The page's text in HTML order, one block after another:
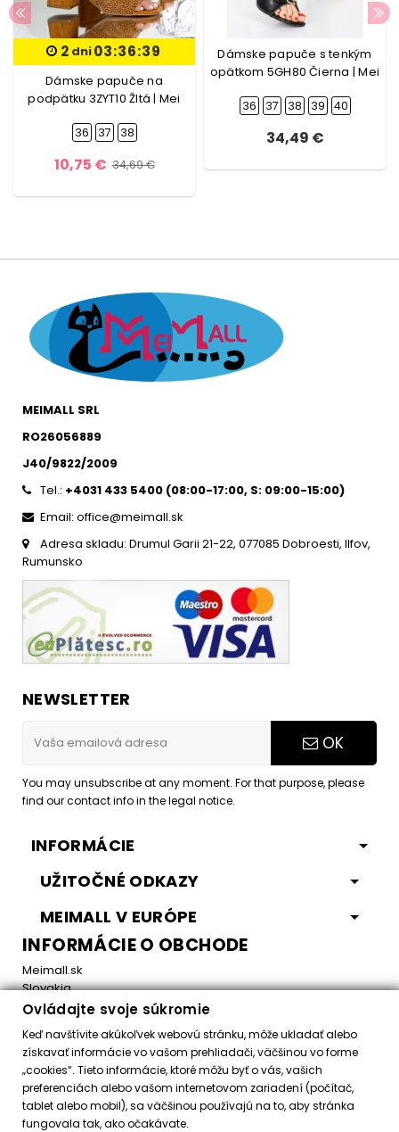
2 dni03:36:39
Dámske papuče na
podpätku 3ZYT10 Žltá | Mei
36 37 38
10,75 € 34,69 €
Dámske papuče s tenkým
opätkom 5GH80 Čierna | Mei
36 37 38 39 40
34,49 €
MEIMALL SRL
RO26056889
J40/9822/2009
Tel.: +4031 433 5400 (08:00-17:00, S: 09:00-15:00)
Email: office@meimall.sk
Adresa skladu: Drumul Garii 21-22, 077085 Dobroesti, Ilfov,
Rumunsko
NEWSLETTER
OK
You may unsubscribe at any moment. For that purpose, please
find our contact info in the legal notice.
INFORMÁCIE
UŽITOČNÉ ODKAZY
MEIMALL V EURÓPE
INFORMÁCIE O OBCHODE
Meimall.sk
Slovakia
Email:office@meimall.sk
Control your Privacy
Ovládajte svoje súkromie
Keď navštívite akúkoľvek webovú stránku, môže ukladať alebo
získavať informácie vo vašom prehliadači, väčšinou vo forme
„cookies“. Tieto informácie, ktoré môžu byť o vás, vašich
preferenciách alebo vašom internetovom zariadení (počítač,
tablet alebo mobil), sa väčšinou používajú na to, aby stránka
fungovala tak, ako očakávate.